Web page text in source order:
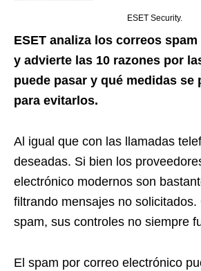
ESET Security.
ESET analiza los correos
y advierte las 10 razones por
puede pasar y qué medidas se
para evitarlos.
Al igual que con las llamadas
deseadas. Si bien los
electrónico modernos son
filtrando mensajes no
spam, sus controles no siempre
El spam por correo electrónico